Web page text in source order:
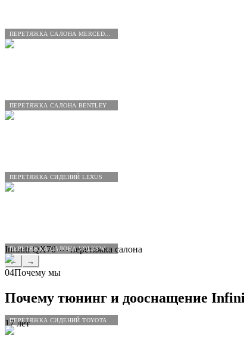
ПЕРЕТЯЖКА САЛОНА BENTLEY
ПЕРЕТЯЖКА СИДЕНИЙ LEXUS
ПЕРЕТЯЖКА САЛОНА VOLKSWAGEN
ПЕРЕТЯЖКА СИДЕНИЙ TOYOTA
Infiniti QX70 — перетяжка салона
← →
04Почему мы
Почему тюнинг и дооснащение
17 лет